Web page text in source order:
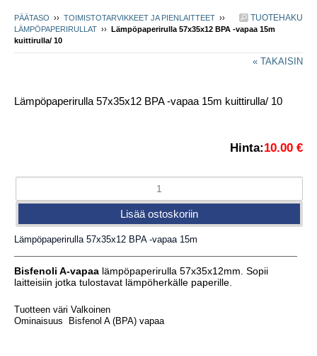
TUOTEHAKU
PÄÄTASO ›› TOIMISTOTARVIKKEET JA PIENLAITTEET ››
LÄMPÖPAPERIRULLAT ›› Lämpöpaperirulla 57x35x12 BPA -vapaa 15m
kuittirulla/ 10
« TAKAISIN
Lämpöpaperirulla 57x35x12 BPA -vapaa 15m kuittirulla/ 10
Hinta:10.00 €
Lämpöpaperirulla 57x35x12 BPA -vapaa 15m
Bisfenoli A-vapaa lämpöpaperirulla 57x35x12mm. Sopii
laitteisiin jotka tulostavat lämpöherkälle paperille.
Tuotteen väri Valkoinen
Ominaisuus
Bisfenol A (BPA) vapaa